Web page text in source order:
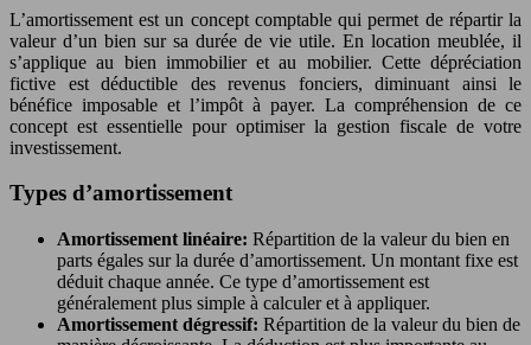
L’amortissement est un concept comptable qui permet de répartir la
valeur d’un bien sur sa durée de vie utile. En location meublée, il
s’applique au bien immobilier et au mobilier. Cette dépréciation
fictive est déductible des revenus fonciers, diminuant ainsi le
bénéfice imposable et l’impôt à payer. La compréhension de ce
concept est essentielle pour optimiser la gestion fiscale de votre
investissement.
Types d’amortissement
Amortissement linéaire: Répartition de la valeur du bien en
parts égales sur la durée d’amortissement. Un montant fixe est
déduit chaque année. Ce type d’amortissement est
généralement plus simple à calculer et à appliquer.
Amortissement dégressif: Répartition de la valeur du bien de